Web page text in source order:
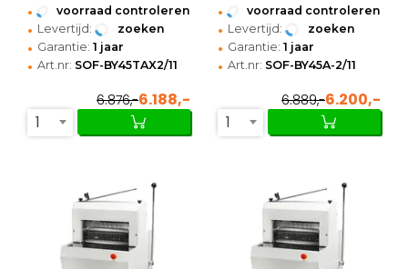
Onderstel |
680x640x600/880(h)mm
• voorraad controleren
• Levertijd: zoeken
• Garantie: 1 jaar
• Art.nr: SOF-BY45TAX2/11
6.876,-6.188,-
1
615x716x735/1205(h)mm
• voorraad controleren
• Levertijd: zoeken
• Garantie: 1 jaar
• Art.nr: SOF-BY45A-2/11
6.889,-6.200,-
1